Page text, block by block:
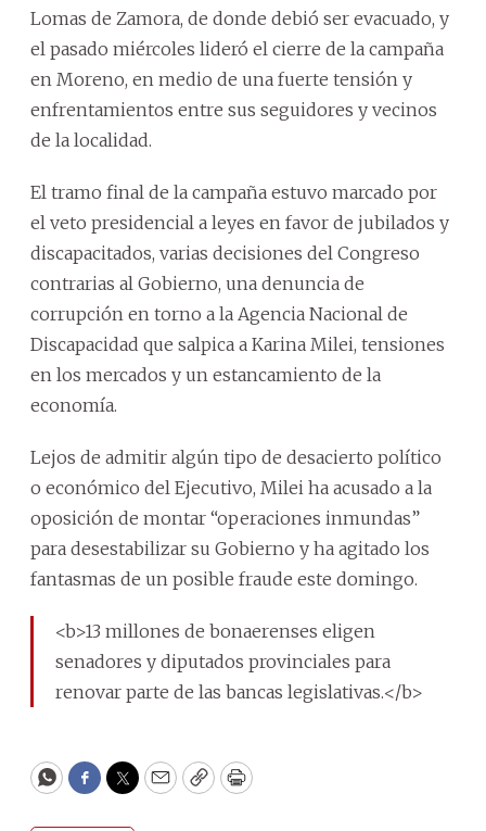
Lomas de Zamora, de donde debió ser evacuado, y
el pasado miércoles lideró el cierre de la campaña
en Moreno, en medio de una fuerte tensión y
enfrentamientos entre sus seguidores y vecinos
de la localidad.
El tramo final de la campaña estuvo marcado por
el veto presidencial a leyes en favor de jubilados y
discapacitados, varias decisiones del Congreso
contrarias al Gobierno, una denuncia de
corrupción en torno a la Agencia Nacional de
Discapacidad que salpica a Karina Milei, tensiones
en los mercados y un estancamiento de la
economía.
Lejos de admitir algún tipo de desacierto político
o económico del Ejecutivo, Milei ha acusado a la
oposición de montar “operaciones inmundas”
para desestabilizar su Gobierno y ha agitado los
fantasmas de un posible fraude este domingo.
<b>13 millones de bonaerenses eligen
senadores y diputados provinciales para
renovar parte de las bancas legislativas.</b>
WhatsApp
Facebook
Twitter
EmailCopyPrint